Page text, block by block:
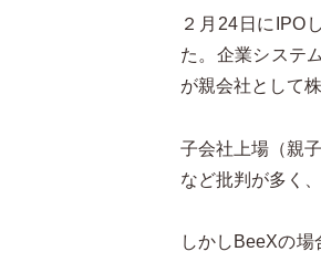
２ 月 24日に IPO
た。企業システ
が親会社として
子会社上場（親
など批判が多く
しかし BeeXの場